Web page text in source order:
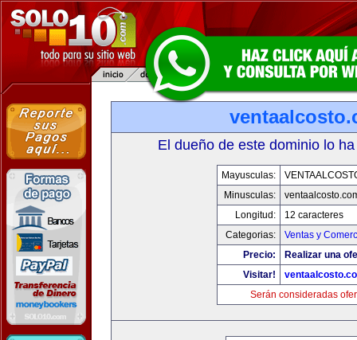
El dueño de este dominio lo
Mayusculas:
Minusculas:
Longitud:
12 caracteres
Categorias:
Ventas y
Precio:
Realizar una
Visitar!
Serán consideradas